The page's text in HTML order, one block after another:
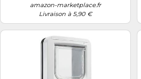
amazon-marketplace.fr
Livraison à 5,90 €